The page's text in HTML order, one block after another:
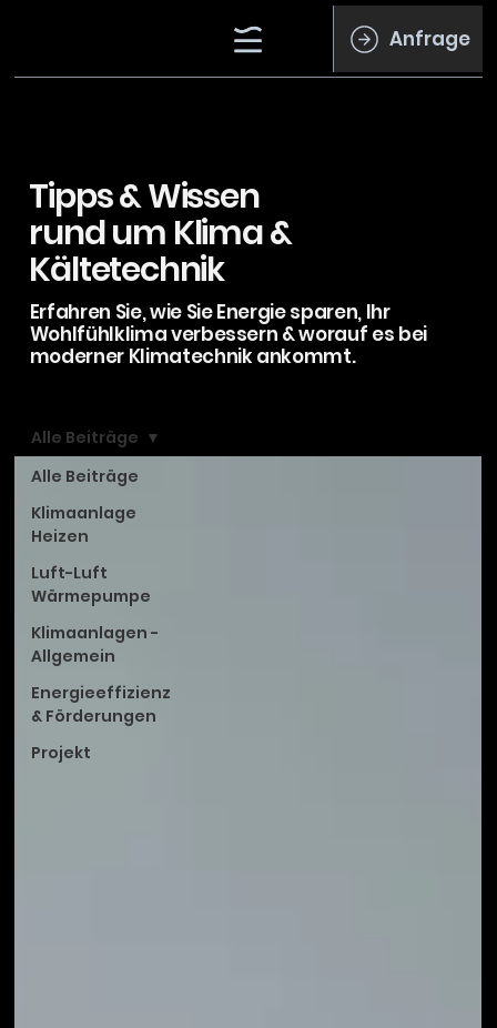
Anfrage
Tipps & Wissen
rund um Klima &
Kältetechnik
Erfahren Sie, wie Sie Energie sparen, Ihr
Wohlfühlklima verbessern & worauf es bei
moderner Klimatechnik ankommt.
Alle Beiträge
Klimaanlage
Heizen
Luft-Luft
Wärmepumpe
Klimaanlagen -
Allgemein
Energieeffizienz
& Förderungen
Projekt
Alle Beiträge